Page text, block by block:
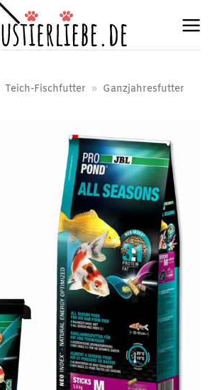
Teich-Fischfutter » Ganzjahresfutter